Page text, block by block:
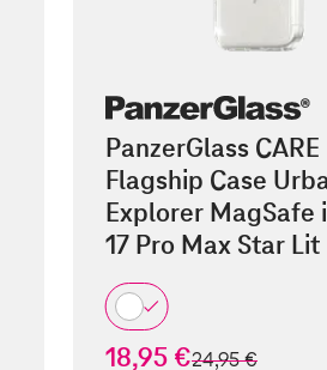
PanzerGlass CARE
Flagship Case
Explorer MagSafe
17 Pro Max Star Lit
18,95 €statt
24,95 €